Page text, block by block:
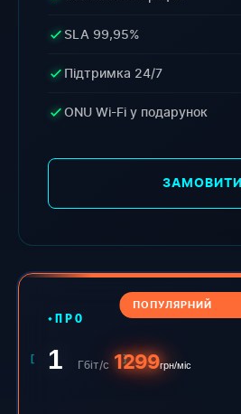
SLA 99,95%
Підтримка 24/7
ONU Wi-Fi у подарунок
ЗАМОВИТИ
ПОПУЛЯРНИЙ
ПРО
1 Гбіт/с 1299грн/міс